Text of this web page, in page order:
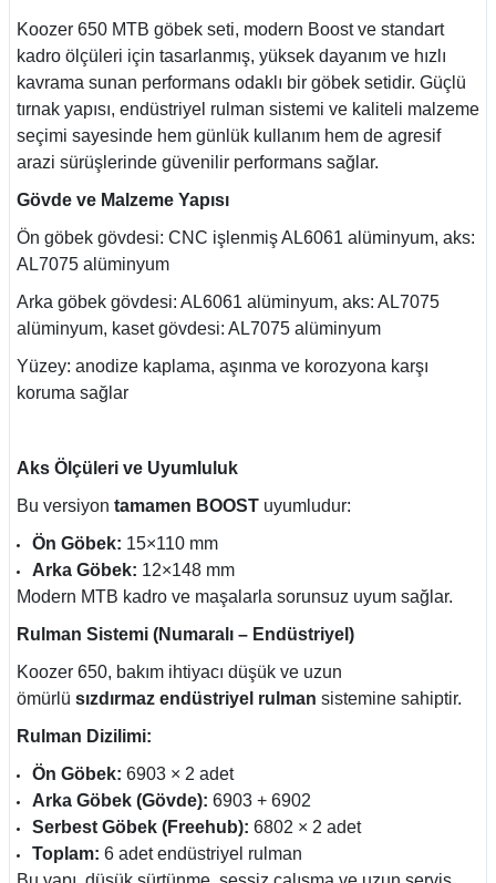
Koozer 650 MTB göbek seti, modern Boost ve standart
kadro ölçüleri için tasarlanmış, yüksek dayanım ve hızlı
kavrama sunan performans odaklı bir göbek setidir. Güçlü
tırnak yapısı, endüstriyel rulman sistemi ve kaliteli malzeme
seçimi sayesinde hem günlük kullanım hem de agresif
arazi sürüşlerinde güvenilir performans sağlar.
Gövde ve Malzeme Yapısı
Ön göbek gövdesi: CNC işlenmiş AL6061 alüminyum, aks:
AL7075 alüminyum
Arka göbek gövdesi: AL6061 alüminyum, aks: AL7075
alüminyum, kaset gövdesi: AL7075 alüminyum
Yüzey: anodize kaplama, aşınma ve korozyona karşı
koruma sağlar
Aks Ölçüleri ve Uyumluluk
Bu versiyon tamamen BOOST uyumludur:
Ön Göbek: 15×110 mm
Arka Göbek: 12×148 mm
Modern MTB kadro ve maşalarla sorunsuz uyum sağlar.
Rulman Sistemi (Numaralı – Endüstriyel)
Koozer 650, bakım ihtiyacı düşük ve uzun
ömürlü sızdırmaz endüstriyel rulman sistemine sahiptir.
Rulman Dizilimi:
Ön Göbek: 6903 × 2 adet
Arka Göbek (Gövde): 6903 +6902
Serbest Göbek (Freehub):6802 × 2 adet
Toplam: 6 adet endüstriyel rulman